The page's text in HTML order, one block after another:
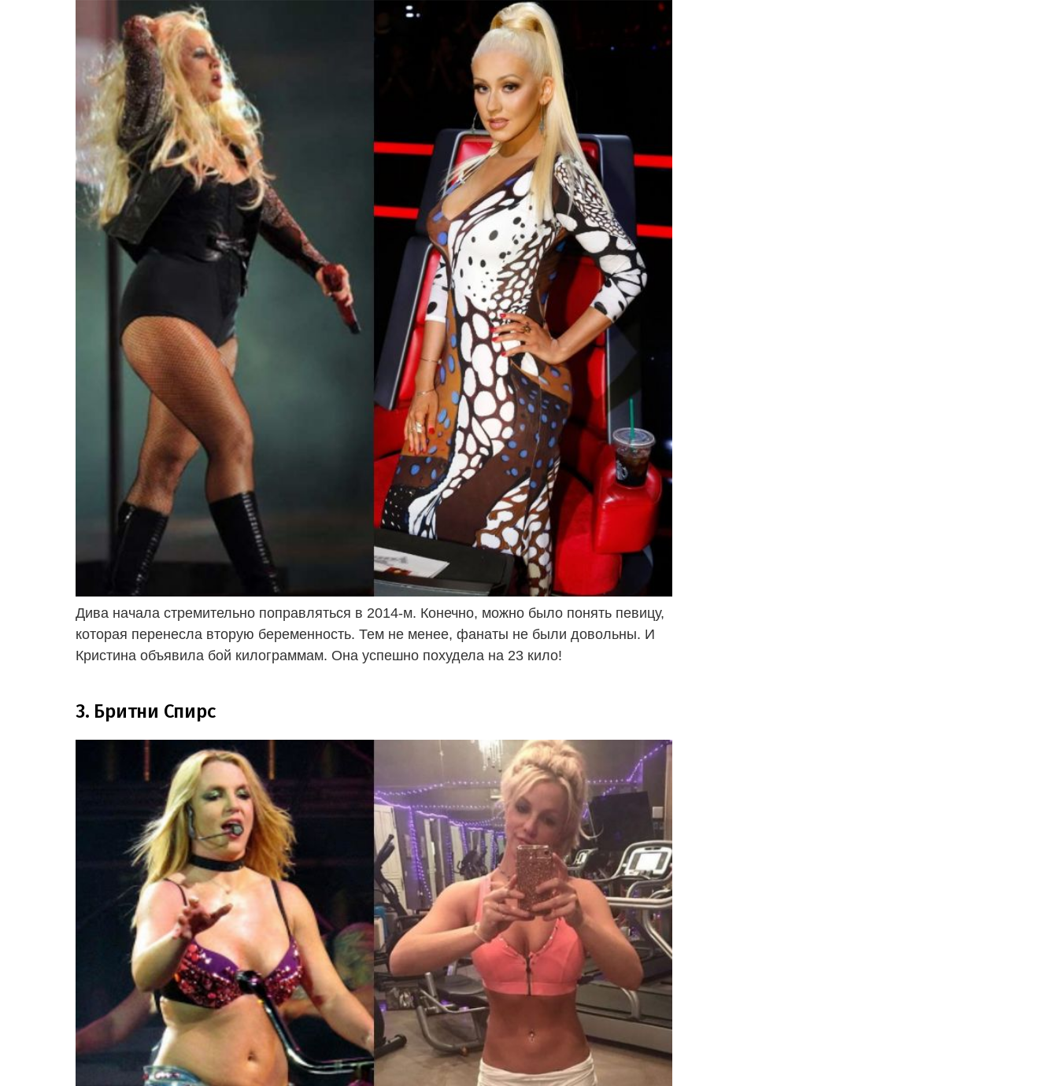
Дива начала стремительно поправляться в 2014-м. Конечно, можно было понять певицу,
которая перенесла вторую беременность. Тем не менее, фанаты не были довольны. И
Кристина объявила бой килограммам. Она успешно похудела на 23 кило!
3. Бритни Спирс